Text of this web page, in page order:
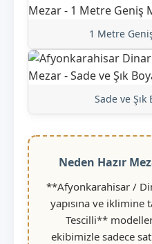
1 Metre
Sade ve Şık
Neden Hazır
**Afyonkarahisar /
yapısına ve iklimine
Tescilli**
ekibimizle sadece